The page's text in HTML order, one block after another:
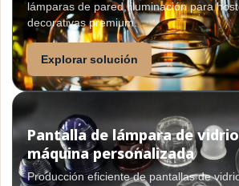
lámparas de pared, iluminación para
decorativas premium.
Explorar solución
Pantalla de lámpara de
máquina personalizada
Producción eficiente de pantallas de